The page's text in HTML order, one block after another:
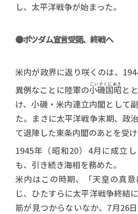
し、太平洋戦争が始まった。
●ポツダム宣言受諾、終戦へ
米内が政界に返り咲くのは、
異例なことに陸軍の小磯国昭
こいそくにあき と
け、小磯・米内連立内閣として
た。まさに太平洋戦争末期、政
て退陣した東条内閣のあとを受
1945年（昭和20）4月に成立
も、引き続き海相を務めた。
米内はこの時期、「天皇の真
じ、ひたすらに太平洋戦争終結
筋が見つからないなか、7月26